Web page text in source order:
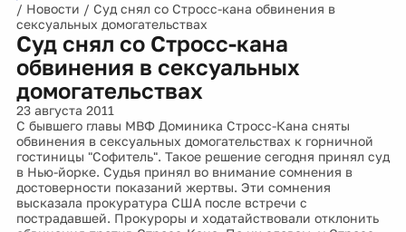
/ Новости / Суд снял со Стросс-кана обвинения в
сексуальных домогательствах
Суд снял со Стросс-кана
обвинения в сексуальных
домогательствах
23 августа 2011
С бывшего главы МВФ Доминика Стросс-Кана сняты
обвинения в сексуальных домогательствах к горничной
гостиницы "Софитель". Такое решение сегодня принял суд
в Нью-йорке. Судья принял во внимание сомнения в
достоверности показаний жертвы. Эти сомнения
высказала прокуратура США после встречи с
пострадавшей. Прокуроры и ходатайствовали отклонить